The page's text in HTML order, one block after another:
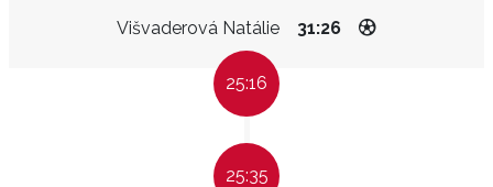
Višvaderová Natálie 31:26
25:16
25:35